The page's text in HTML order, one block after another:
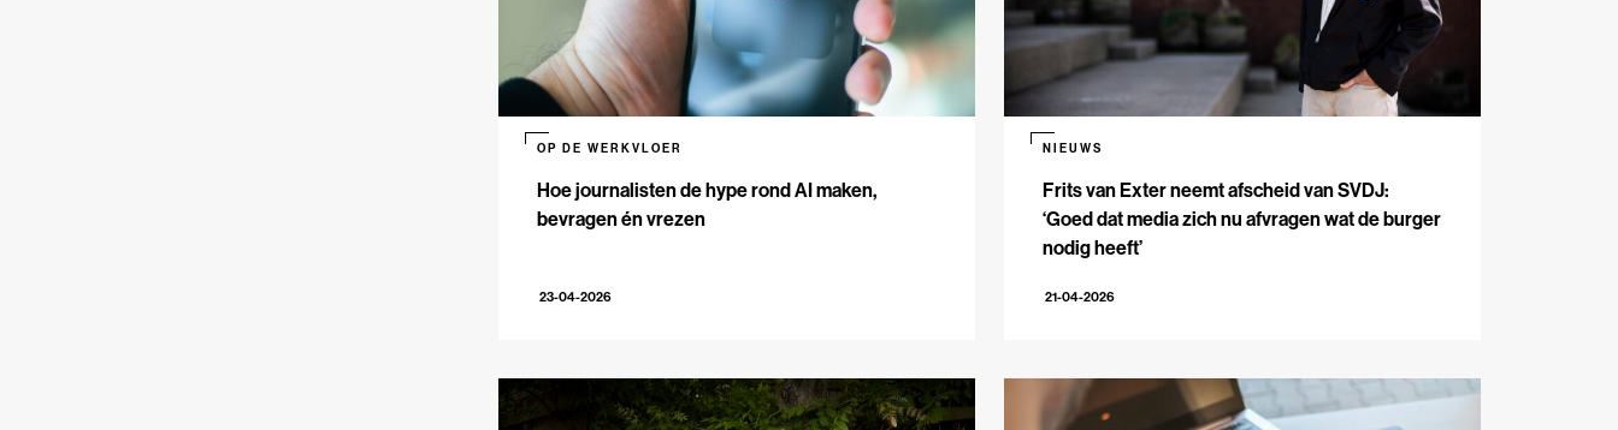
Hoe journalisten de hype rond AI maken,
bevragen én vrezen
OP DE WERKVLOER
23-04-2026
Frits van Exter neemt afscheid van SVDJ:
‘Goed dat media zich nu afvragen wat de burger
nodig heeft’
NIEUWS
21-04-2026